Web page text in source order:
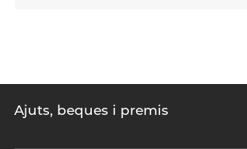
Ajuts, beques i premis